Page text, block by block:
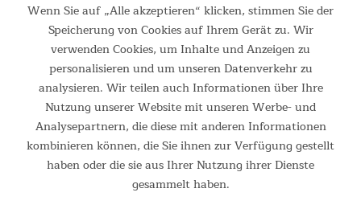
Wenn Sie auf „Alle akzeptieren“ klicken, stimmen Sie der
Speicherung von Cookies auf Ihrem Gerät zu. Wir
verwenden Cookies, um Inhalte und Anzeigen zu
personalisieren und um unseren Datenverkehr zu
analysieren. Wir teilen auch Informationen über Ihre
Nutzung unserer Website mit unseren Werbe- und
Analysepartnern, die diese mit anderen Informationen
kombinieren können, die Sie ihnen zur Verfügung gestellt
haben oder die sie aus Ihrer Nutzung ihrer Dienste
gesammelt haben.